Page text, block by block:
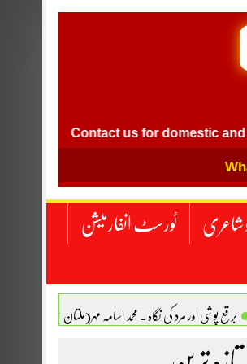
Contact us for domestic and
شاعری ٹورسٹ انفارمیشن
برقع پوشی اور مرد کی نگاہ . محمد اسامہ مہر(ملتان )